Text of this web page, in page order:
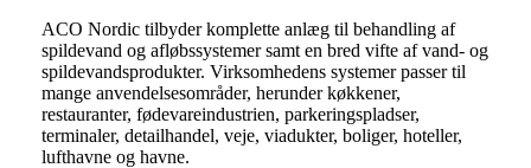
ACO Nordic tilbyder komplette anlæg til behandling af
spildevand og afløbssystemer samt en bred vifte af vand- og
spildevandsprodukter. Virksomhedens systemer passer til
mange anvendelsesområder, herunder køkkener,
restauranter, fødevareindustrien, parkeringspladser,
terminaler, detailhandel, veje, viadukter, boliger, hoteller,
lufthavne og havne.